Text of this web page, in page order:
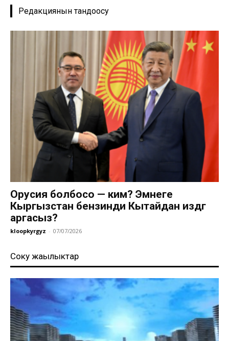
Редакциянын тандоосу
Орусия болбосо — ким? Эмнеге
Кыргызстан бензинди Кытайдан издөөгө
аргасыз?
kloopkyrgyz - 07/07/2026
Соңку жаңылыктар